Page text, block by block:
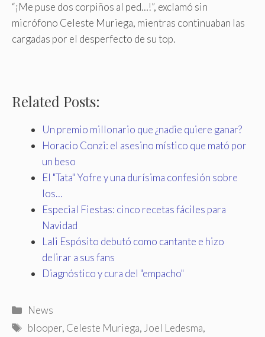
“¡Me puse dos corpiños al ped…!”, exclamó sin
micrófono Celeste Muriega, mientras continuaban las
cargadas por el desperfecto de su top.
Related Posts:
Un premio millonario que ¿nadie quiere ganar?
Horacio Conzi: el asesino místico que mató por
un beso
El "Tata" Yofre y una durísima confesión sobre
los…
Especial Fiestas: cinco recetas fáciles para
Navidad
Lali Espósito debutó como cantante e hizo
delirar a sus fans
Diagnóstico y cura del "empacho"
Categories
News
Tags
blooper, Celeste Muriega, Joel Ledesma,